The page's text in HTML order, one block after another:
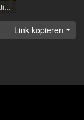
Goldkind (Ausbildungsproduktion) / 2024 / Rolle: Trixie / R: Yannick Rietsch
Link kopieren